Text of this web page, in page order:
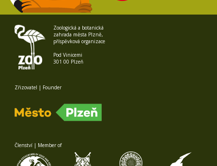
Zoologická a botanická
zahrada města Plzně,
příspěvková organizace
Pod Vinicemi
301 00 Plzeň
Zřizovatel | Founder
Členství | Member of